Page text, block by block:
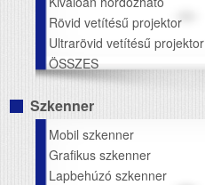
Rövid vetítésű projektor
Ultrarövid vetítésű projektor
ÖSSZES
Szkenner
Mobil szkenner
Grafikus szkenner
Lapbehúzó szkenner